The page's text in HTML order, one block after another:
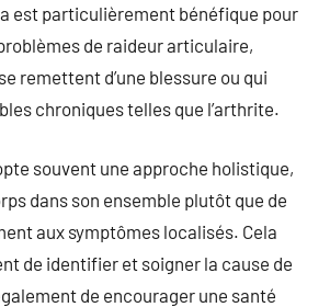
est particulièrement bénéfique pour
de raideur articulaire,
remettent d’une blessure ou qui
chroniques telles que l’arthrite.
souvent une approche holistique,
dans son ensemble plutôt que de
aux symptômes localisés. Cela
de identifier et soigner la cause de
de encourager une santé